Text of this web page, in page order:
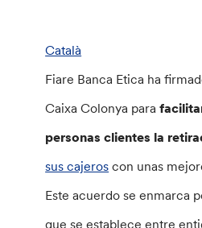
Català
Fiare Banca Etica ha
Caixa Colonya para
personas clientes la
sus cajeros con unas
Este acuerdo se enmarca
que se establece entre